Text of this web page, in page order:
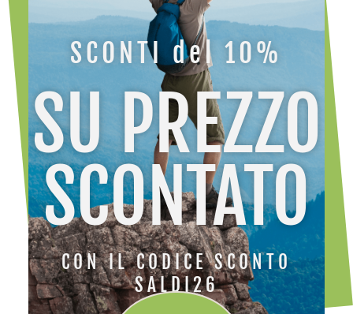
HOME /LA SPORTIVA/ LA SPORTIVA AKASHA II W
SCONTI del 10%
SU PREZZO
SCONTATO
CON IL CODICE SCONTO
SALDI26